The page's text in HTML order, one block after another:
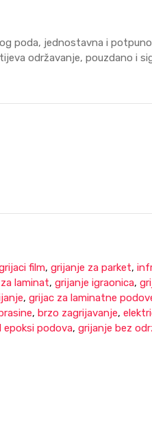
poda, jednostavna i
održavanje, pouzdano i
film,grijanje za parket,
laminat,grijanje igraonica,
,grijac za laminatne
,brzo zagrijavanje,
epoksi podova,grijanje bez